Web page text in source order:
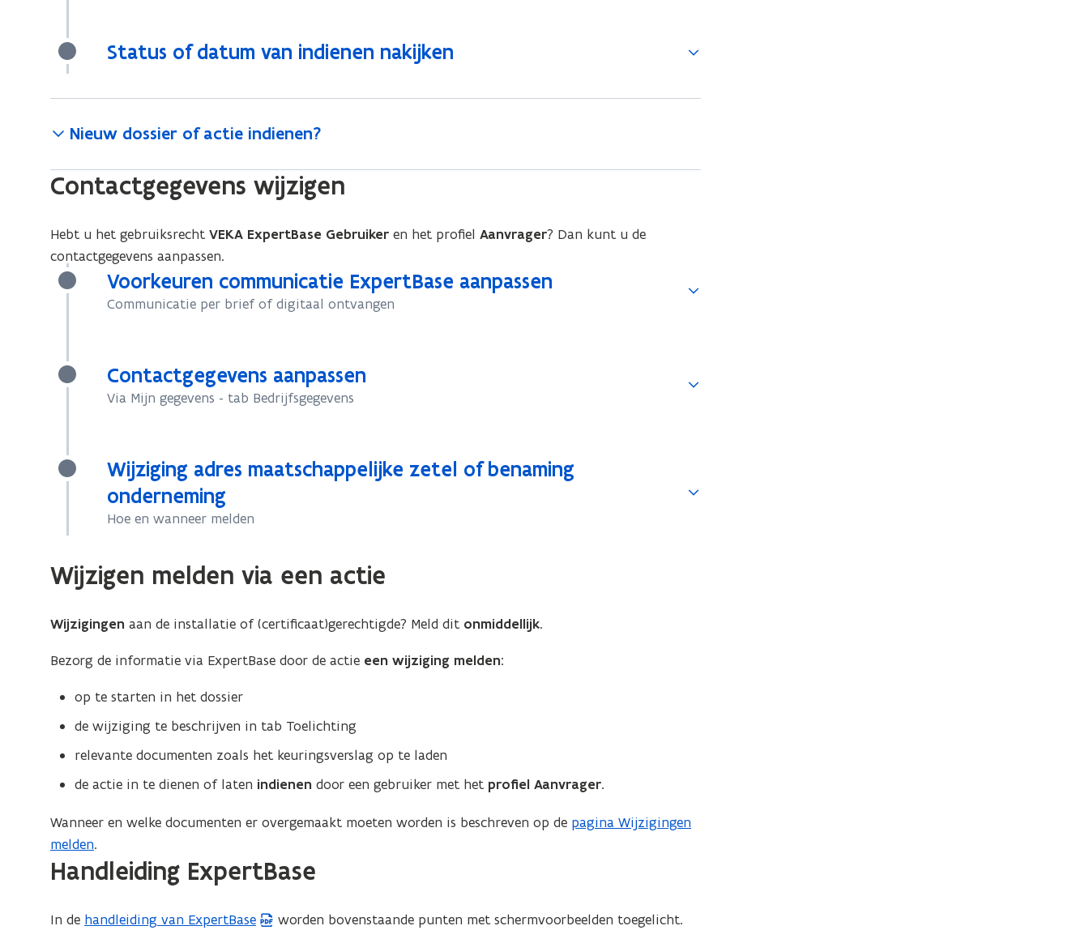
Status of datum van indienen nakijken
Nieuw dossier of actie indienen?
Contactgegevens wijzigen
Hebt u het gebruiksrechtVEKA ExpertBase Gebruiker en het profielAanvrager? Dan kunt u de
contactgegevens aanpassen.
Voorkeuren communicatie ExpertBase aanpassen
Communicatie per brief of digitaal ontvangen
Contactgegevens aanpassen
Via Mijn gegevens - tab Bedrijfsgegevens
Wijziging adres maatschappelijke zetel of benaming
onderneming
Hoe en wanneer melden
Wijzigen melden via een actie
Wijzigingenaan de installatie of (certificaat)gerechtigde? Meld dit onmiddellijk.
Bezorg de informatie via ExpertBase door de actie een wijziging melden:
op te starten in het dossier
de wijziging te beschrijven in tab Toelichting
relevante documenten zoals het keuringsverslag op te laden
de actie in te dienen of laten indienendoor een gebruiker met het profiel Aanvrager.
Wanneer en welke documenten er overgemaakt moeten worden is beschreven op de pagina Wijzigingen
melden.
Handleiding ExpertBase
In de handleiding van ExpertBase
(
worden bovenstaande punten met schermvoorbeelden toegelicht.